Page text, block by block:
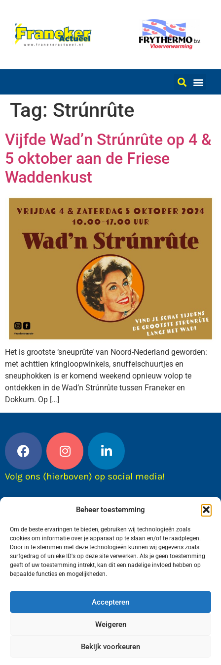
Beheer toestemming
Om de beste ervaringen te bieden, gebruiken wij technologieën zoals
cookies om informatie over je apparaat op te slaan en/of te raadplegen.
Door in te stemmen met deze technologieën kunnen wij gegevens zoals
surfgedrag of unieke ID's op deze site verwerken. Als je geen toestemming
geeft of uw toestemming intrekt, kan dit een nadelige invloed hebben op
bepaalde functies en mogelijkheden.
Accepteren
Weigeren
Bekijk voorkeuren
Tag: Strúnrûte
Vijfde Wad’n Strúnrûte op 4 &
5 oktober aan de Friese
Waddenkust
Het is grootste ‘sneuprûte’ van Noord-Nederland geworden:
met achttien kringloopwinkels, snuffelschuurtjes en
sneuphokken is er komend weekend opnieuw volop te
ontdekken in de Wad’n Strúnrûte tussen Franeker en
Dokkum. Op […]
Volg ons (hierboven) op social media!
Wij van FranekerActueel.nl verzorgen het nieuws
in de Gemeente Waadhoeke. Met als hoofdplaats
Copyright © FranekerActueel 2009-2026